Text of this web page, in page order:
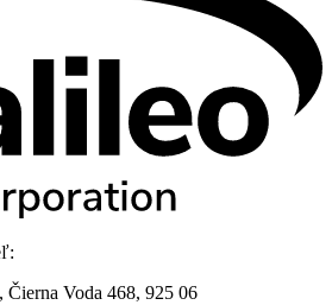
Čierna Voda 468, 925 06